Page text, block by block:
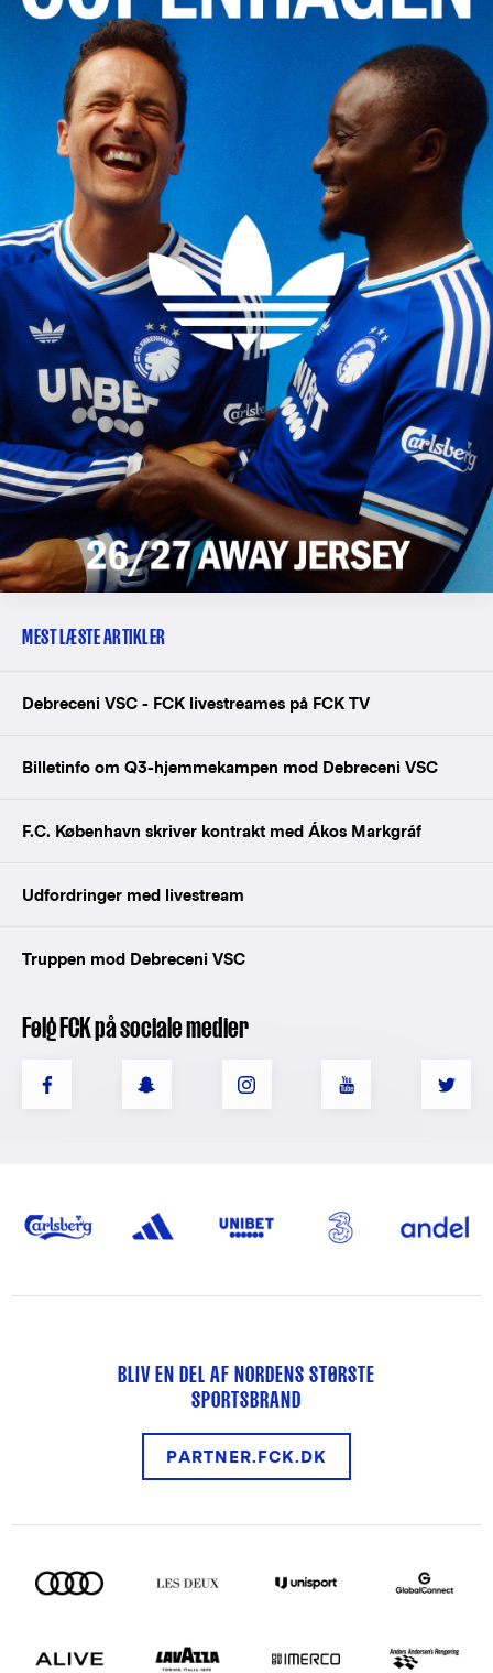
MEST LÆSTE ARTIKLER
Debreceni VSC - FCK livestreames på FCK TV
Billetinfo om Q3-hjemmekampen mod Debreceni VSC
F.C. København skriver kontrakt med Ákos Markgráf
Udfordringer med livestream
Truppen mod Debreceni VSC
Følg FCK på sociale medier
BLIV EN DEL AF NORDENS STØRSTE
SPORTSBRAND
PARTNER.FCK.DK